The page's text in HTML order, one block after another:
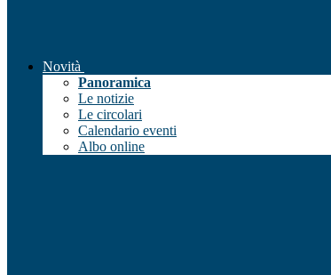
Novità
Panoramica
Le notizie
Le circolari
Calendario eventi
Albo online